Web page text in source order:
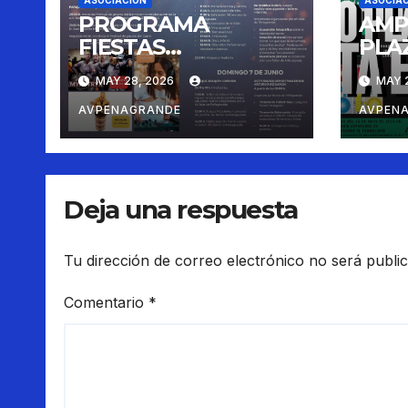
PROGRAMA
FIESTAS
PEÑAGRANDE 2026
MAY 28, 2026
AVPENAGRANDE
MAY
Deja una respuesta
Tu dirección de correo electrónico no será
Comentario *